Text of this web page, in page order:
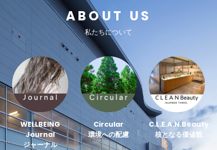
ABOUT US
私たちについて
WELLBEING
Journal
ジャーナル
Circular
環境への配慮
C.L.E.A.N.Beauty
核となる価値観